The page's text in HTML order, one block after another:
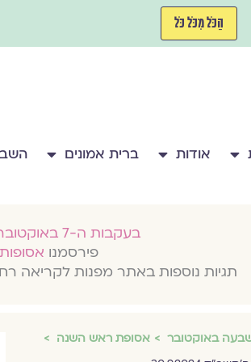
הַכֹּל מִכֹּל כֹּל
אודות ברית אמונים
בעקבות ה-7 באוקטובר 2023
פירסמנו
תגיות נוספות באתר מפנות לקריאה
באוקטובר
אסופת ראש השנה